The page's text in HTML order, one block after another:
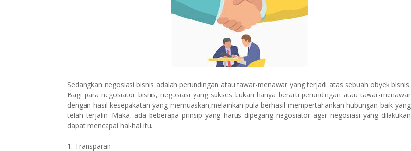
Sedangkan negosiasi bisnis adalah perundingan atau tawar-menawar yang terjadi atas sebuah obyek bisnis.
Bagi para negosiator bisnis, negosiasi yang sukses bukan hanya berarti perundingan atau tawar-menawar
dengan hasil kesepakatan yang memuaskan,melainkan pula berhasil mempertahankan hubungan baik yang
telah terjalin. Maka, ada beberapa prinsip yang harus dipegang negosiator agar negosiasi yang dilakukan
dapat mencapai hal-hal itu.
1. Transparan